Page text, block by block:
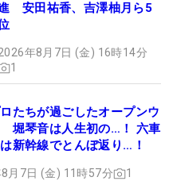
安田祐香、吉澤柚月ら5
年8月7日 (金) 16時14分
1
たちが過ごしたオープンウ
堀琴音は人生初の…！ 六車
新幹線でとんぼ返り…！
月7日 (金) 11時57分 1